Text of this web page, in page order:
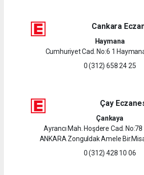
Cankara
Haymana
Cumhuriyet Cad. No:6 1
0 (312) 658 24 25
Çay
Çankaya
Ayrancı Mah. Hoşdere Cad.
ANKARA Zonguldak Amele
0 (312) 428 10 06